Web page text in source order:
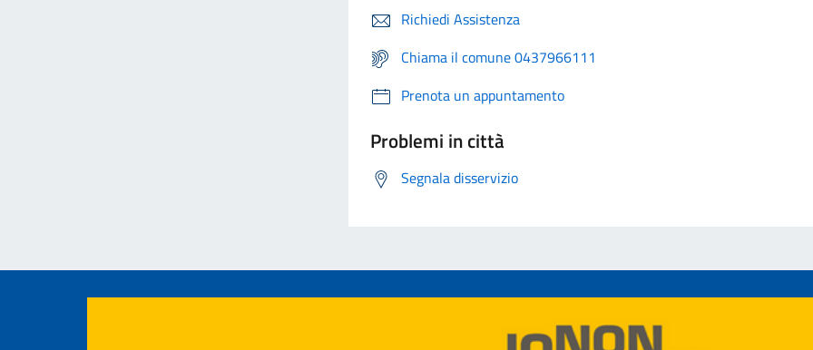
Richiedi Assistenza
Chiama il comune 0437966111
Prenota un appuntamento
Problemi in città
Segnala disservizio